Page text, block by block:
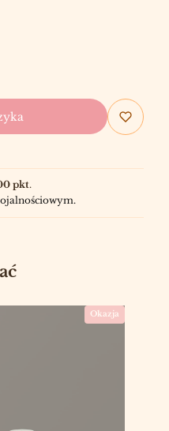
pkt.
Okazja